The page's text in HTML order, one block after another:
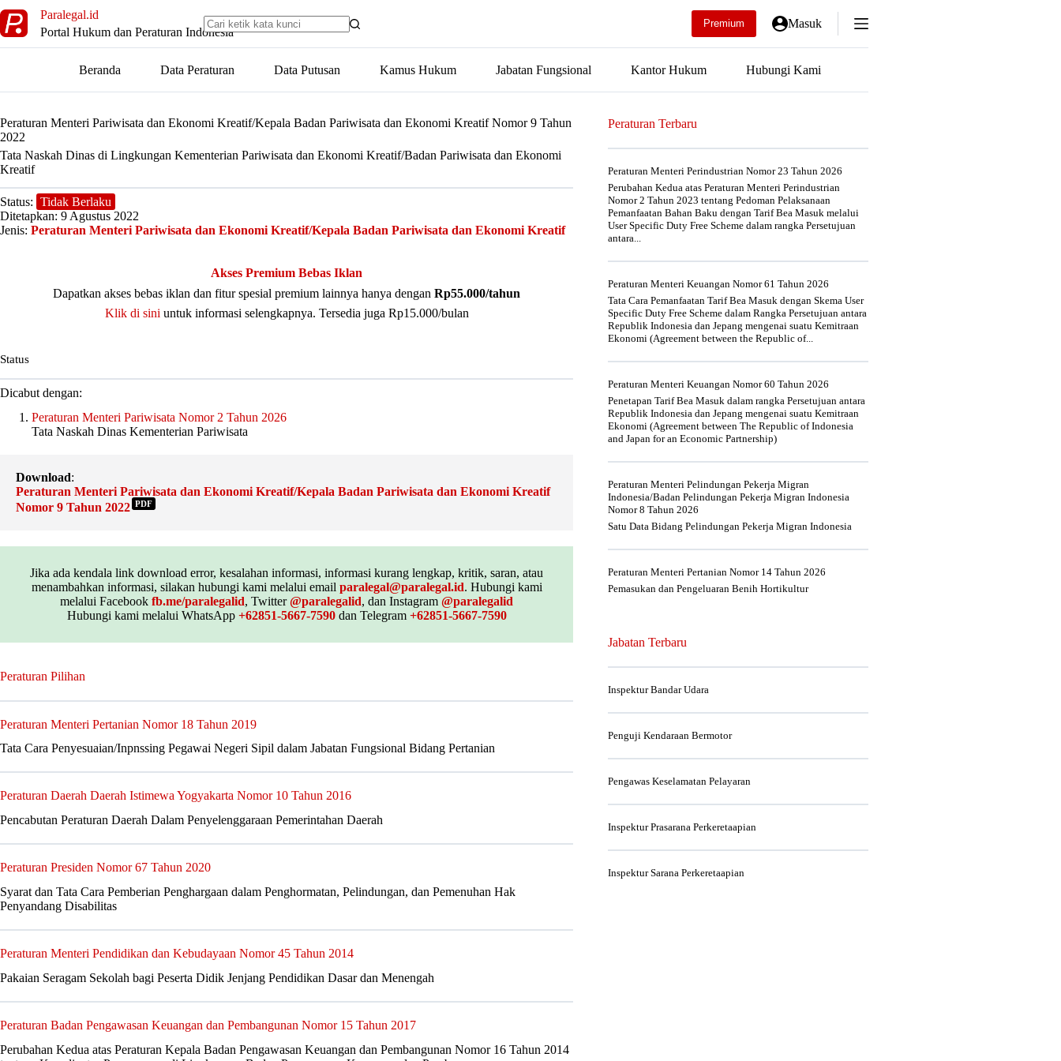
to
content
Paralegal.id
Portal Hukum dan Peraturan Indonesia
Premium Masuk
Beranda Data Peraturan Data Putusan Kamus Hukum Jabatan Fungsional Kantor Hukum Hubungi Kami
Peraturan Menteri Pariwisata dan Ekonomi Kreatif/Kepala Badan Pariwisata dan Ekonomi Kreatif Nomor 9 Tahun
2022
Tata Naskah Dinas di Lingkungan Kementerian Pariwisata dan Ekonomi Kreatif/Badan Pariwisata dan Ekonomi
Kreatif
Status: Tidak Berlaku
Ditetapkan: 9 Agustus 2022
Jenis: Peraturan Menteri Pariwisata dan Ekonomi Kreatif/Kepala Badan Pariwisata dan Ekonomi Kreatif
Akses Premium Bebas Iklan
Dapatkan akses bebas iklan dan fitur spesial premium lainnya hanya dengan Rp55.000/tahun
Klik di sini untuk informasi selengkapnya. Tersedia juga Rp15.000/bulan
Status
Dicabut dengan:
Peraturan Menteri Pariwisata Nomor 2 Tahun 2026
Tata Naskah Dinas Kementerian Pariwisata
Download:
Peraturan Menteri Pariwisata dan Ekonomi Kreatif/Kepala Badan Pariwisata dan Ekonomi Kreatif
Nomor 9 Tahun 2022 PDF
Jika ada kendala link download error, kesalahan informasi, informasi kurang lengkap, kritik, saran, atau
menambahkan informasi, silakan hubungi kami melalui email paralegal@paralegal.id. Hubungi kami
melalui Facebook fb.me/paralegalid, Twitter@paralegalid, dan Instagram @paralegalid
Hubungi kami melalui WhatsApp +62851-5667-7590dan Telegram +62851-5667-7590
Peraturan Pilihan
Peraturan Menteri Pertanian Nomor 18 Tahun 2019
Tata Cara Penyesuaian/Inpnssing Pegawai Negeri Sipil dalam Jabatan Fungsional Bidang Pertanian
Peraturan Daerah Daerah Istimewa Yogyakarta Nomor 10 Tahun 2016
Pencabutan Peraturan Daerah Dalam Penyelenggaraan Pemerintahan Daerah
Peraturan Presiden Nomor 67 Tahun 2020
Syarat dan Tata Cara Pemberian Penghargaan dalam Penghormatan, Pelindungan, dan Pemenuhan Hak
Penyandang Disabilitas
Peraturan Menteri Pendidikan dan Kebudayaan Nomor 45 Tahun 2014
Pakaian Seragam Sekolah bagi Peserta Didik Jenjang Pendidikan Dasar dan Menengah
Peraturan Badan Pengawasan Keuangan dan Pembangunan Nomor 15 Tahun 2017
Perubahan Kedua atas Peraturan Kepala Badan Pengawasan Keuangan dan Pembangunan Nomor 16 Tahun 2014
Peraturan Terbaru
Peraturan Menteri Perindustrian Nomor 23 Tahun 2026
Perubahan Kedua atas Peraturan Menteri Perindustrian
Nomor 2 Tahun 2023 tentang Pedoman Pelaksanaan
Pemanfaatan Bahan Baku dengan Tarif Bea Masuk melalui
User Specific Duty Free Scheme dalam rangka Persetujuan
antara...
Peraturan Menteri Keuangan Nomor 61 Tahun 2026
Tata Cara Pemanfaatan Tarif Bea Masuk dengan Skema User
Specific Duty Free Scheme dalam Rangka Persetujuan antara
Republik Indonesia dan Jepang mengenai suatu Kemitraan
Ekonomi (Agreement between the Republic of...
Peraturan Menteri Keuangan Nomor 60 Tahun 2026
Penetapan Tarif Bea Masuk dalam rangka Persetujuan antara
Republik Indonesia dan Jepang mengenai suatu Kemitraan
Ekonomi (Agreement between The Republic of Indonesia
and Japan for an Economic Partnership)
Peraturan Menteri Pelindungan Pekerja Migran
Indonesia/Badan Pelindungan Pekerja Migran Indonesia
Nomor 8 Tahun 2026
Satu Data Bidang Pelindungan Pekerja Migran Indonesia
Peraturan Menteri Pertanian Nomor 14 Tahun 2026
Pemasukan dan Pengeluaran Benih Hortikultur
Jabatan Terbaru
Inspektur Bandar Udara
Penguji Kendaraan Bermotor
Pengawas Keselamatan Pelayaran
Inspektur Prasarana Perkeretaapian
Inspektur Sarana Perkeretaapian